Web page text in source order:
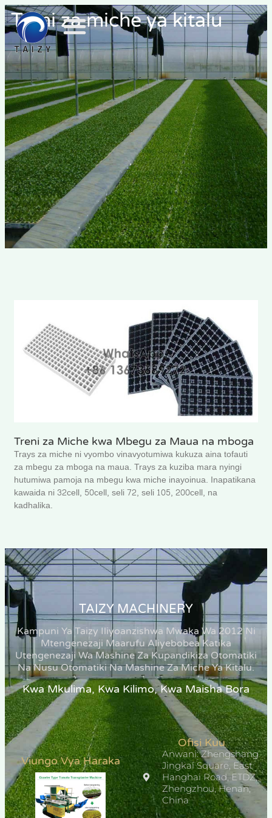
Treni za miche ya kitalu
Treni za Miche kwa Mbegu za Maua na mboga
Trays za miche ni vyombo vinavyotumiwa kukuza aina tofauti
za mbegu za mboga na maua. Trays za kuziba mara nyingi
hutumiwa pamoja na mbegu kwa miche inayoinua. Inapatikana
kawaida ni 32cell, 50cell, seli 72, seli 105, 200cell, na
kadhalika.
TAIZY MACHINERY
Kampuni Ya Taizy Iliyoanzishwa Mwaka Wa 2012 Ni
Mtengenezaji Maarufu Aliyebobea Katika
Utengenezaji Wa Mashine Za Kupandikiza Otomatiki
Na Nusu Otomatiki Na Mashine Za Miche Ya Kitalu.
Kwa Mkulima, Kwa Kilimo, Kwa Maisha Bora
Viungo Vya Haraka
Ofisi Kuu
Anwani: Zhengshang
Jingkai Square, East
Hanghai Road, ETDZ,
Zhengzhou, Henan,
China